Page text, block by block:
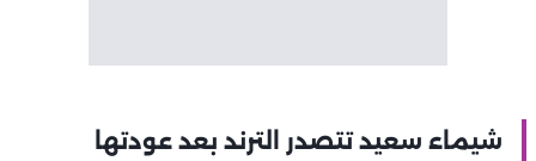
شيماء سعيد تتصدر الترند بعد عودتها